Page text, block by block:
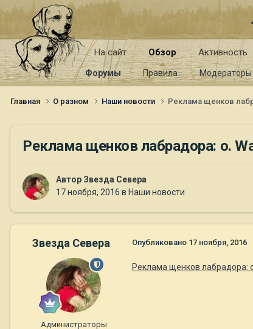
На сайт Обзор
Форумы Правила Модераторы
Активность
Главная О разном Наши новости Реклама щенков
Реклама щенков лабрадора: о.
Автор Звезда Севера
17 ноября, 2016 в Наши новости
Звезда Севера
Администраторы
Опубликовано 17 ноября, 2016
Реклама щенков лабрадора: